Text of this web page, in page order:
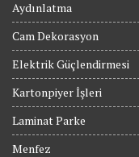
Aydınlatma
Cam Dekorasyon
Elektrik Güçlendirmesi
Kartonpiyer İşleri
Laminat Parke
Menfez